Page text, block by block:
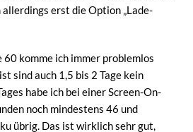
erst die Option „Lade-
komme ich immer problemlos
sind auch 1,5 bis 2 Tage kein
habe ich bei einer Screen-On-
noch mindestens 46 und
übrig. Das ist wirklich sehr gut,